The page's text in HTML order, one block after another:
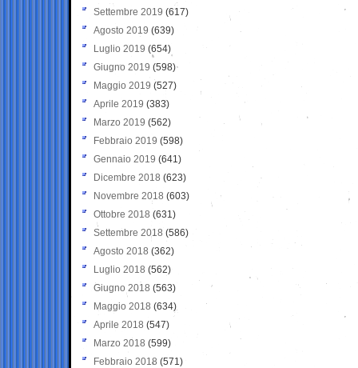
Settembre 2019 (617)
Agosto 2019 (639)
Luglio 2019 (654)
Giugno 2019 (598)
Maggio 2019 (527)
Aprile 2019 (383)
Marzo 2019 (562)
Febbraio 2019 (598)
Gennaio 2019 (641)
Dicembre 2018 (623)
Novembre 2018 (603)
Ottobre 2018 (631)
Settembre 2018 (586)
Agosto 2018 (362)
Luglio 2018 (562)
Giugno 2018 (563)
Maggio 2018 (634)
Aprile 2018 (547)
Marzo 2018 (599)
Febbraio 2018 (571)